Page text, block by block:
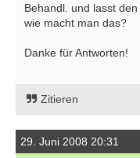
Behandl. und lasst
wie macht man das?
Danke für Antworten!
Zitieren
29. Juni 2008 20:31